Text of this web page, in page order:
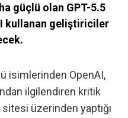
güçlü olan GPT-5.5
kullanan geliştiriciler
isimlerinden OpenAI,
ilgilendiren kritik
üzerinden yaptığı